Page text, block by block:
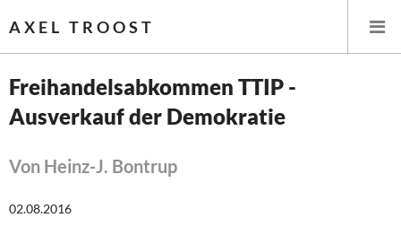
AXEL TROOST
Startseite
Themen
Leitlinien linker Wirtschafts- und Finanzpolitik
Freihandelsabkommen TTIP -
Ausverkauf der Demokratie
Von Heinz-J. Bontrup
02.08.2016